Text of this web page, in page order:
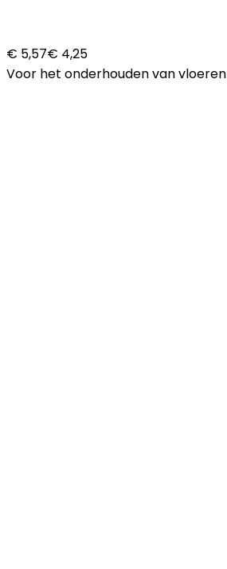
€ 5,57€ 4,25
Voor het onderhouden van vloeren